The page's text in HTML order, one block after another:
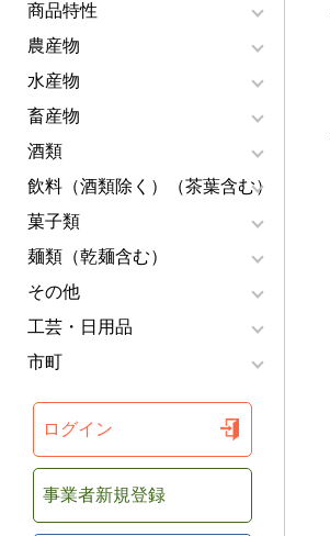
商品特性
農産物
水産物
畜産物
酒類
飲料（酒類除く）（茶葉含む）
菓子類
麺類（乾麺含む）
その他
工芸・日用品
市町
ログイン
事業者新規登録